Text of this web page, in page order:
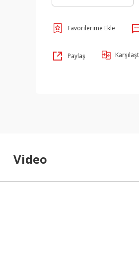
Paylaş
Video